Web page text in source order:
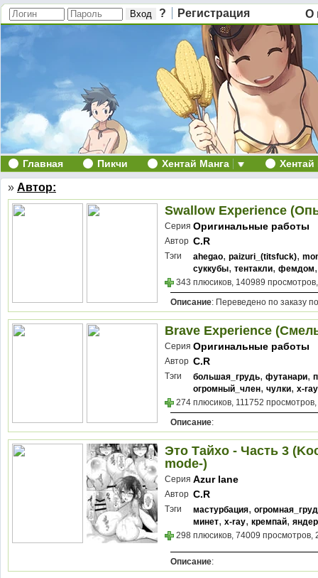
? Регистрация О
Главная Пикчи Хентай Манга
» Автор:
Swallow Experience
Серия Оригинальные работы
Автор C.R
Тэги ahegao, paizuri_(titsfuck),
суккубы, тентакли, фемдом
343 плюсиков, 140989
Описание: Переведено по заказу
Brave Experience
Серия Оригинальные работы
Автор C.R
Тэги большая_грудь, футанари,
огромный_член, чулки, x-ray
274 плюсиков, 111752
Описание:
Это Тайхо - Часть 3
mode-)
Серия Azur lane
Автор C.R
Тэги мастурбация,
минет, x-ray, кремпай,
298 плюсиков, 74009 просмотров,
Описание: